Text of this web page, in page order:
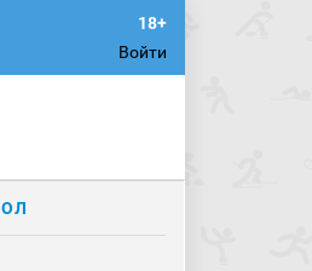
Войти